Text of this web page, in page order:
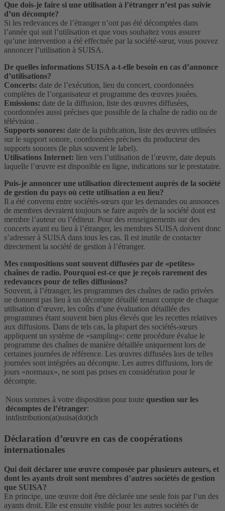
Que dois-je faire si une utilisation à l’étranger n’est pas suivie
d’un décompte?
Si les redevances de l’étranger n’ont pas été décomptées dans
l’année qui suit l’utilisation et que vous souhaitez vous assurer
qu’une intervention a été effectuée par la société-sœur, vous pouvez
annoncer l’utilisation à SUISA.
De quelles informations SUISA a-t-elle besoin en cas d’annonce
d’utilisations?
Concerts: date de l’exécution, lieu du concert, coordonnées
complètes de l’organisateur et programme des œuvres jouées.
Emissions: date de la diffusion, liste des œuvres diffusées,
coordonnées aussi précises que possible de la chaîne de radio ou de
télévision .
Supports sonores: date de la publication, liste des œuvres utilisées
sur le support sonore, coordonnées précises du producteur des
supports sonores (le plus souvent le label).
Utilisations Internet: lien vers l’utilisation de l’œuvre, date depuis
laquelle l’œuvre est disponible en ligne, indications sur le prestataire.
Puis-je annoncer une utilisation directement auprès de la société
de gestion du pays où cette utilisation a eu lieu?
Il a été convenu entre sociétés-sœurs que les demandes ou annonces
de membres devraient toujours se faire auprès de la société dont est
membre l’auteur ou l’éditeur. Pour des renseignements sur des
concerts ayant eu lieu à l’étranger, les membres SUISA doivent donc
s’adresser à SUISA dans tous les cas. Il est inutile de contacter
directement la société de gestion à l’étranger.
Mes compositions sont souvent diffusées par de «petites»
chaînes de radio. Pourquoi est-ce que je reçois rarement des
redevances pour de telles diffusions?
Souvent, à l’étranger, les programmes des chaînes de radio privées
ne donnent pas lieu à un décompte détaillé tenant compte de chaque
utilisation d’œuvre, les coûts d’une évaluation détaillée des
programmes étant souvent bien plus élevés que les recettes relatives
aux diffusions. Dans de tels cas, la plupart des sociétés-sœurs
appliquent un système de «sampling»: cette procédure évalue le
programme des chaînes de manière détaillée uniquement lors de
certaines journées de référence. Les œuvres diffusées lors de telles
journées sont intégrées au décompte. Les autres diffusions, lors de
jours «normaux», ne sont pas prises en considération pour le
décompte.
Nous sommes à votre disposition pour toute question sur les
décomptes de l’étranger:
intdistribution(at)suisa(dot)ch
Déclaration d’œuvre en cas de coopérations
internationales
Qui doit déclarer une œuvre composée par plusieurs auteurs, et
dont les ayants droit sont membres d’autres sociétés de gestion
que SUISA?
En principe, une œuvre doit être déclarée une seule fois par l’un des
ayants droit. Elle est ensuite visible pour les autres sociétés de